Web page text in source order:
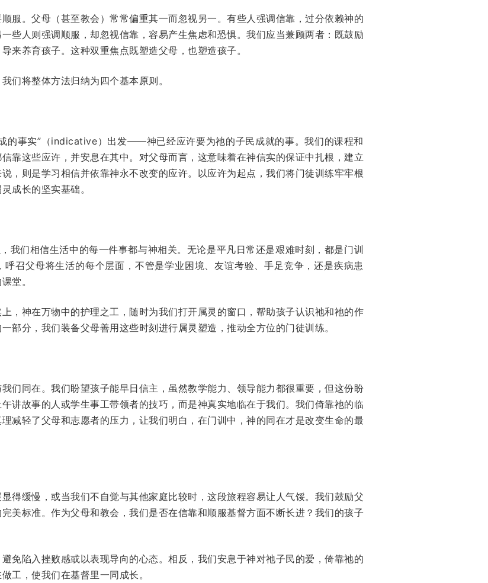
服。父母（甚至教会）常常偏重其一而忽视另一。有些人强调信靠，过分依赖神的
些人则强调顺服，却忽视信靠，容易产生焦虑和恐惧。我们应当兼顾两者：既鼓励
来养育孩子。这种双重焦点既塑造父母，也塑造孩子。
们将整体方法归纳为四个基本原则。
的事实”（indicative）出发——神已经应许要为祂的子民成就的事。我们的课程和
靠这些应许，并安息在其中。对父母而言，这意味着在神信实的保证中扎根，建立
，则是学习相信并依靠神永不改变的应许。以应许为起点，我们将门徒训练牢牢根
成长的坚实基础。
，我们相信生活中的每一件事都与神相关。无论是平凡日常还是艰难时刻，都是门训
召父母将生活的每个层面，不管是学业困境、友谊考验、手足竞争，还是疾病患
堂。
，神在万物中的护理之工，随时为我们打开属灵的窗口，帮助孩子认识祂和祂的作
部分，我们装备父母善用这些时刻进行属灵塑造，推动全方位的门徒训练。
们同在。我们盼望孩子能早日信主，虽然教学能力、领导能力都很重要，但这份盼
讲故事的人或学生事工带领者的技巧，而是神真实地临在于我们。我们倚靠祂的临
减轻了父母和志愿者的压力，让我们明白，在门训中，神的同在才是改变生命的最
得缓慢，或当我们不自觉与其他家庭比较时，这段旅程容易让人气馁。我们鼓励父
美标准。作为父母和教会，我们是否在信靠和顺服基督方面不断长进？我们的孩子
免陷入挫败感或以表现导向的心态。相反，我们安息于神对祂子民的爱，倚靠祂的
工，使我们在基督里一同成长。